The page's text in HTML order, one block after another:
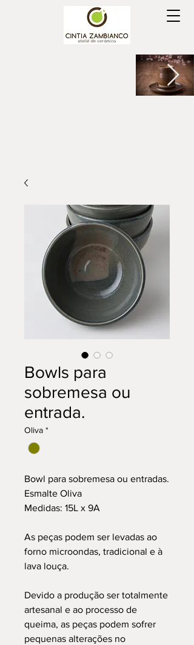
Bowls para
sobremesa ou
entrada.
Oliva *
Bowl para sobremesa ou entradas.
Esmalte Oliva
Medidas: 15L x 9A
As peças podem ser levadas ao
forno microondas, tradicional e à
lava louça.
Devido a produção ser totalmente
artesanal e ao processo de
queima, as peças podem sofrer
pequenas alterações no